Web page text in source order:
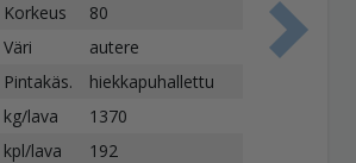
Korkeus
80
Väri
autere
Pintakäs.
hiekkapuhallettu
kg/lava
1370
kpl/lava
192